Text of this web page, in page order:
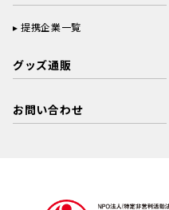
提携企業一覧
グッズ通販
お問い合わせ